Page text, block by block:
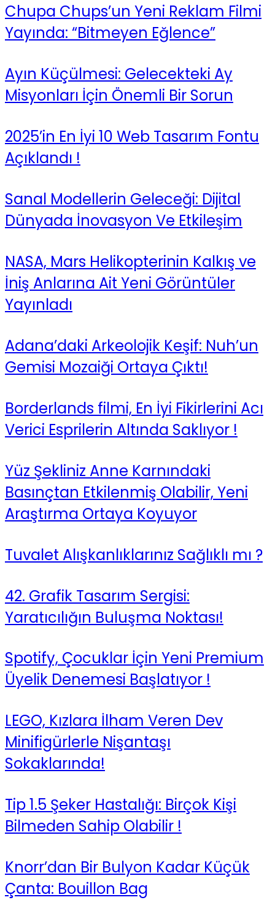
Chupa Chups’un Yeni Reklam Filmi
Yayında: “Bitmeyen Eğlence”
Ayın Küçülmesi: Gelecekteki Ay
Misyonları İçin Önemli Bir Sorun
2025’in En İyi 10 Web Tasarım Fontu
Açıklandı !
Sanal Modellerin Geleceği: Dijital
Dünyada İnovasyon Ve Etkileşim
NASA, Mars Helikopterinin Kalkış ve
İniş Anlarına Ait Yeni Görüntüler
Yayınladı
Adana’daki Arkeolojik Keşif: Nuh’un
Gemisi Mozaiği Ortaya Çıktı!
Borderlands filmi, En İyi Fikirlerini Acı
Verici Esprilerin Altında Saklıyor !
Yüz Şekliniz Anne Karnındaki
Basınçtan Etkilenmiş Olabilir, Yeni
Araştırma Ortaya Koyuyor
Tuvalet Alışkanlıklarınız Sağlıklı mı ?
42. Grafik Tasarım Sergisi:
Yaratıcılığın Buluşma Noktası!
Spotify, Çocuklar İçin Yeni Premium
Üyelik Denemesi Başlatıyor !
LEGO, Kızlara İlham Veren Dev
Minifigürlerle Nişantaşı
Sokaklarında!
Tip 1.5 Şeker Hastalığı: Birçok Kişi
Bilmeden Sahip Olabilir !
Knorr’dan Bir Bulyon Kadar Küçük
Çanta: Bouillon Bag